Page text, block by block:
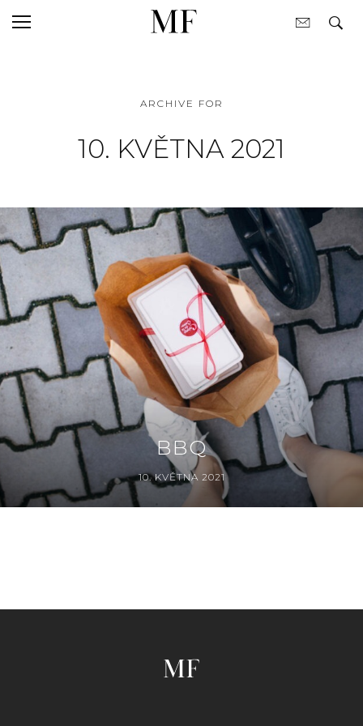
ARCHIVE FOR
10. KVĚTNA 2021
BBQ
10. KVĚTNA 2021